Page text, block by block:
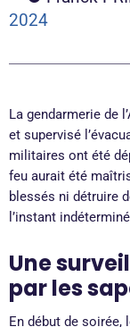
2024
La gendarmerie de
et supervisé
militaires ont été
feu aurait été
blessés ni détruire
l’instant
Une
par les
En début de soirée,